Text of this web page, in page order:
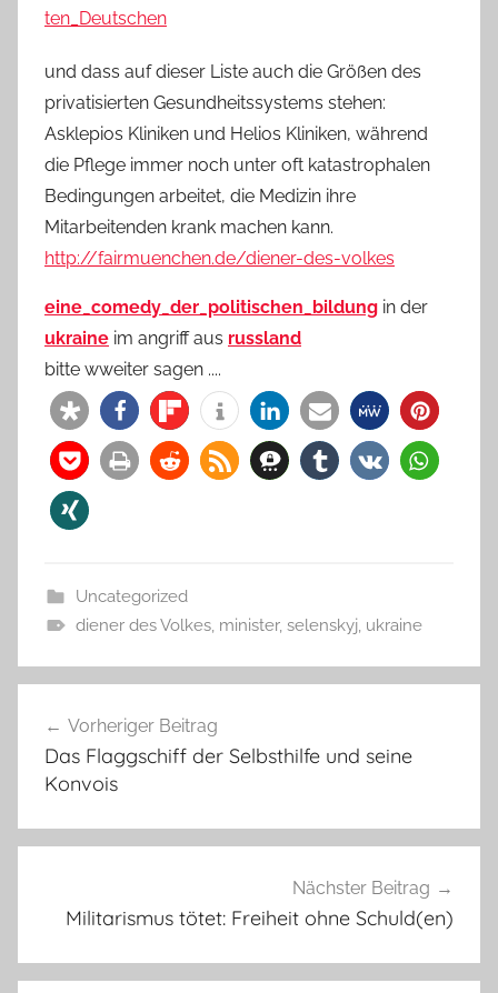
ten_Deutschen
und dass auf dieser Liste auch die Größen des
privatisierten Gesundheitssystems stehen:
Asklepios Kliniken und Helios Kliniken, während
die Pflege immer noch unter oft katastrophalen
Bedingungen arbeitet, die Medizin ihre
Mitarbeitenden krank machen kann.
http://fairmuenchen.de/diener-des-volkes
eine_comedy_der_politischen_bildung in der
ukraine im angriff aus russland
bitte wweiter sagen ....
Uncategorized
diener des Volkes, minister, selenskyj, ukraine
Vorheriger Beitrag
Das Flaggschiff der Selbsthilfe und seine
Konvois
Nächster Beitrag
Militarismus tötet: Freiheit ohne Schuld(en)